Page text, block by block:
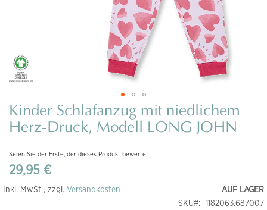
Zum
Anfang
der
springen
Kinder Schlafanzug mit niedlichem
Herz-Druck, Modell LONG JOHN
Seien Sie der Erste, der dieses Produkt bewertet
29,95 €
AUF LAGER
SKU
1182063.687007
Inkl. MwSt , zzgl. Versandkosten